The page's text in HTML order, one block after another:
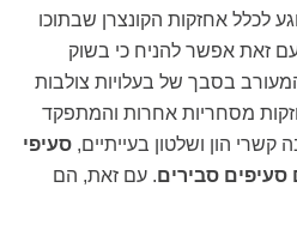
לכלל אחזקות הקונצרן שבתוכו
זאת אפשר להניח כי בשוק
בסבך של בעלויות צולבות
מסחריות אחרות והמתפקד
הון ושלטון בעייתיים, סעיפי
סבירים. עם זאת, הם